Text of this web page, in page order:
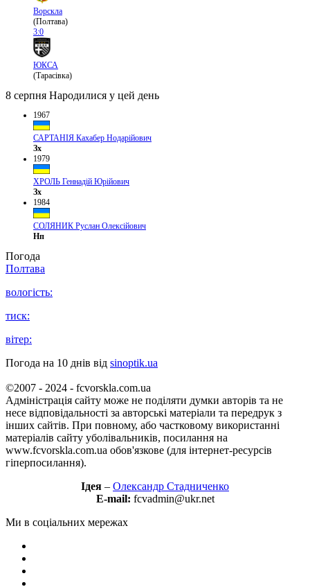
Ворскла
(Полтава)
3:0
ЮКСА
(Тарасівка)
8 серпня Народилися у цей день
1967
САРТАНІЯ Кахабер Нодарійович
Зх
1979
ХРОЛЬ Геннадій Юрійович
Зх
1984
СОЛЯНИК Руслан Олексійович
Нп
Погода
Полтава
вологість:
тиск:
вітер:
Погода на 10 днів від sinoptik.ua
©2007 - 2024 - fcvorskla.com.ua
Адміністрація сайту може не поділяти думки авторів та не
несе відповідальності за авторські матеріали та передрук з
інших сайтів. При повному, або частковому використанні
матеріалів сайту уболівальників, посилання на
www.fcvorskla.com.ua обов'язкове (для інтернет-ресурсів
гіперпосилання).
Ідея – Олександр Стадниченко
E-mail: fcvadmin@ukr.net
Ми в соціальних мережах